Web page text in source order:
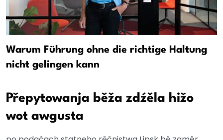
Warum Führung ohne die richtige Haltung
nicht gelingen kann
Přepytowanja běža zdźěla hižo
wot awgusta